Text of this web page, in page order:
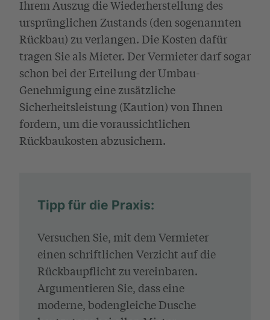
Ihrem Auszug die Wiederherstellung des
ursprünglichen Zustands (den sogenannten
Rückbau) zu verlangen. Die Kosten dafür
tragen Sie als Mieter. Der Vermieter darf sogar
schon bei der Erteilung der Umbau-
Genehmigung eine zusätzliche
Sicherheitsleistung (Kaution) von Ihnen
fordern, um die voraussichtlichen
Rückbaukosten abzusichern.
Tipp für die Praxis:
Versuchen Sie, mit dem Vermieter
einen schriftlichen Verzicht auf die
Rückbaupflicht zu vereinbaren.
Argumentieren Sie, dass eine
moderne, bodengleiche Dusche